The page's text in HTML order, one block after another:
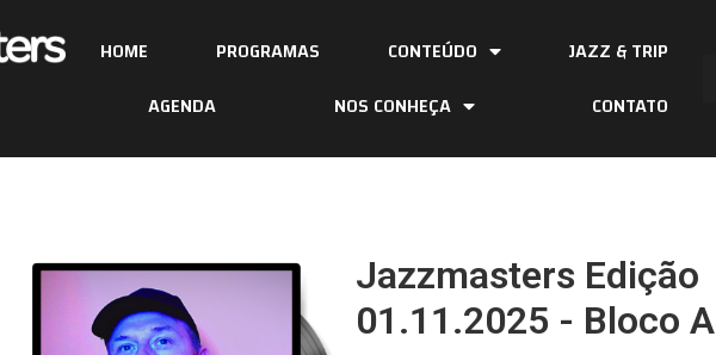
HOME PROGRAMAS CONTEÚDO
JAZZ & TRIP
AGENDA
NOS CONHEÇA CONTATO
Jazzmasters Edição
01.11.2025 - Bloco A